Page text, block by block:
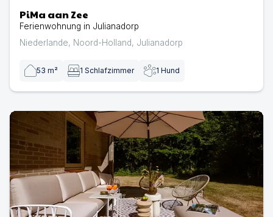
PiMa aan Zee
Ferienwohnung in Julianadorp
Niederlande, Noord-Holland, Julianadorp
53 m² 1 Schlafzimmer 1 Hund
Mamooi Julianadorp | Ferienhaus in Julianadorp